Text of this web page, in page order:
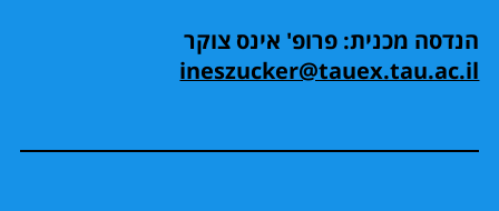
הנדסה מכנית: פרופ' אינס צוקר
ineszucker@tauex.tau.ac.il